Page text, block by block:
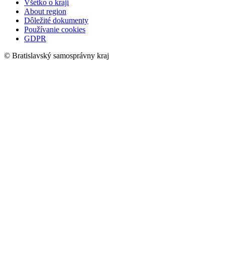
Všetko o kraji
About region
Dôležité dokumenty
Používanie cookies
GDPR
© Bratislavský samosprávny kraj